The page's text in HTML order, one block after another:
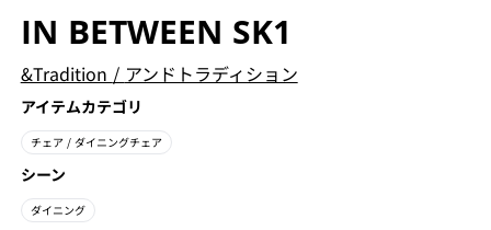
IN BETWEEN SK1
&Tradition / アンドトラディション
アイテムカテゴリ
チェア / ダイニングチェア
シーン
ダイニング